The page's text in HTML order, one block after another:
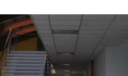
Banco Central do Brasil